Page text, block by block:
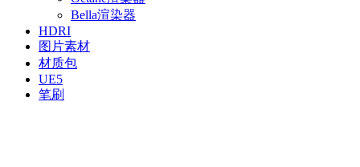
Bella渲染器
HDRI
图片素材
材质包
UE5
笔刷